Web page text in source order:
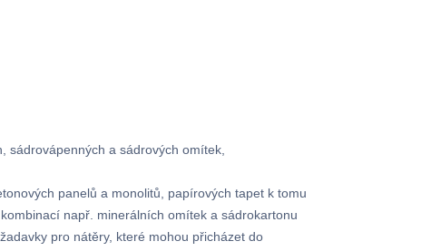
sádrovápenných a sádrových omítek,
panelů a monolitů, papírových tapet k tomu
např. minerálních omítek a sádrokartonu
pro nátěry, které mohou přicházet do